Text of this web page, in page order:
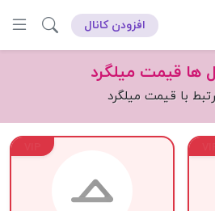
افزودن کانال
ها قیمت میلگرد
با قیمت میلگرد